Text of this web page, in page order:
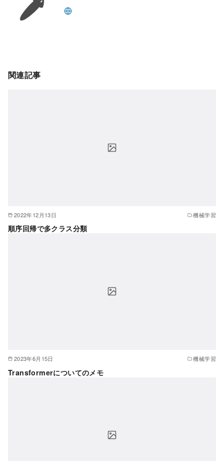
関連記事
2022年12月13日 機械学習
順序回帰で多クラス分類
2023年6月15日 機械学習
Transformerについてのメモ